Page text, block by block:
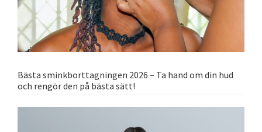
Bästa sminkborttagningen 2026 – Ta hand om din hud
och rengör den på bästa sätt!